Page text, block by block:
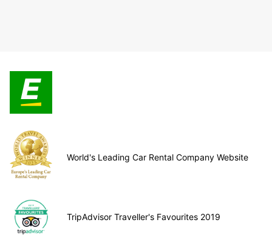
World's Leading Car Rental Company Website
TripAdvisor Traveller's Favourites 2019